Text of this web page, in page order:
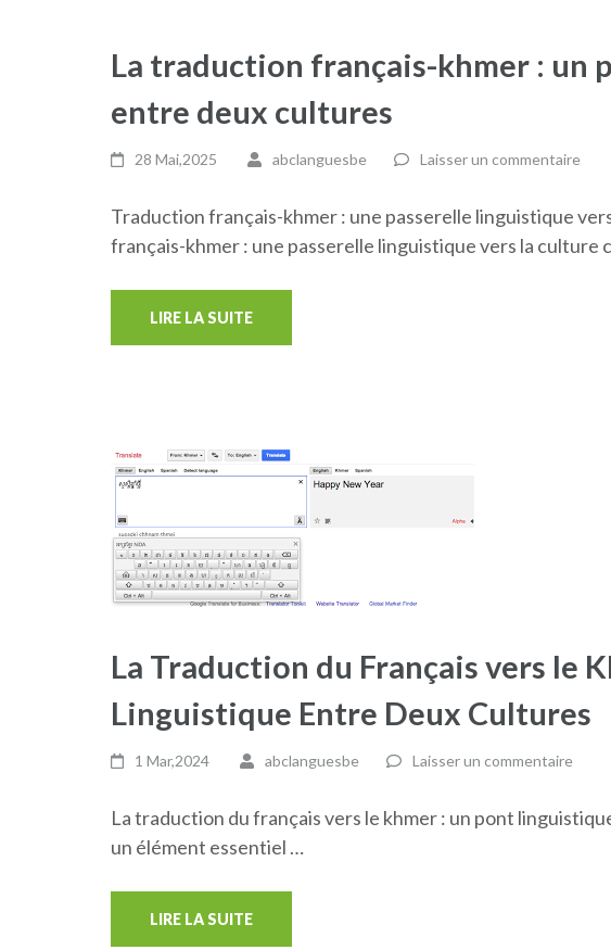
La traduction français-khmer : un
entre deux cultures
28 Mai,2025 abclanguesbe Laisser un commentaire
Traduction français-khmer : une passerelle linguistique
français-khmer : une passerelle linguistique vers la culture
LIRE LA SUITE
La Traduction du Français vers le
Linguistique Entre Deux Cultures
1 Mar,2024 abclanguesbe Laisser un commentaire
La traduction du français vers le khmer : un pont
un élément essentiel …
LIRE LA SUITE